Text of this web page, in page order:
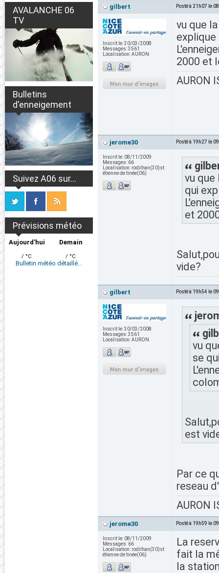
AVALANCHE 06
TV
Bulletins
d'enneigement
Suivez A06 sur...
Prévisions météo
Aujourd'hui
/ °C
Demain
/ °C
Bulletin météo détaillé...
gilbert Posté à 21h07 le
Inscrit le:30/03/2008
Messages:3561
Localisation:AURON
vu que
2000 et
AURON
jerome30 Posté à 19h27 le
Inscrit le: 08/11/2009
Messages: 66
Localisation: rodilhan(30)st
étienne de tinée(06)
vu que
qui
et
vide?
gilbert Posté à 19h54 le
Inscrit le:30/03/2008
Messages:3561
Localisation:AURON
vu
se
est
Par ce
reseau
AURON
jerome30 Posté à 19h59 le
Inscrit le: 08/11/2009
Messages: 66
Localisation: rodilhan(30)st
étienne de tinée(06)
La
fait la
la